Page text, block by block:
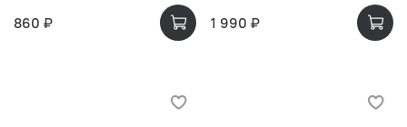
860 ₽
1 990 ₽